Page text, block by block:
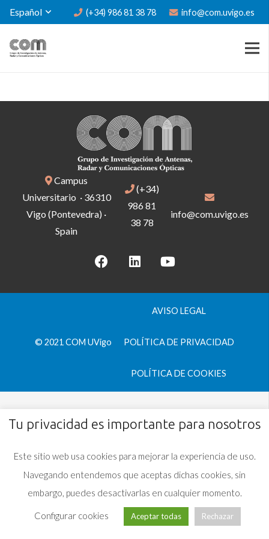
Español (+34) 986 81 38 78 info@com.uvigo.es
Campus
Universitario · 36310
Vigo (Pontevedra) ·
Spain
(+34)
986 81
38 78
info@com.uvigo.es
© 2021 COM UVigo
AVISO LEGAL
POLÍTICA DE PRIVACIDAD
POLÍTICA DE COOKIES
Tu privacidad es importante para nosotros
Este sitio web usa cookies para mejorar la experiencia de uso.
Navegando entendemos que aceptas dichas cookies, sin
embargo, puedes desactivarlas en cualquier momento.
Configurar cookies Aceptar todas Rechazar